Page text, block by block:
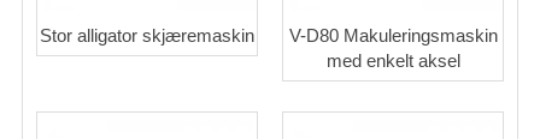
Stor alligator skjæremaskin
V-D80 Makuleringsmaskin
med enkelt aksel